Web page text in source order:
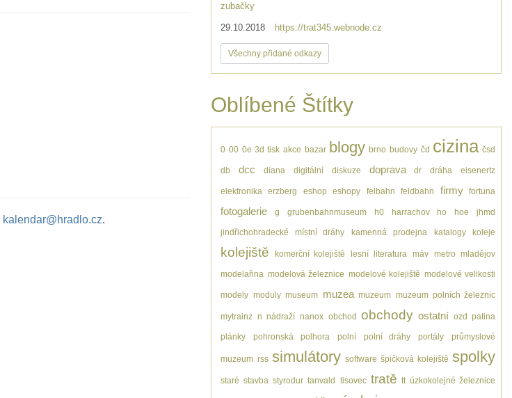
kalendar@hradlo.cz.
zubačky
29.10.2018 https://trat345.webnode.cz
Všechny přidané odkazy
Oblíbené Štítky
0 00 0e 3d tisk akce bazar blogy brno budovy čd cizina čsd
db dcc diana digitální diskuze doprava dr dráha eisenertz
elektronika erzberg eshop eshopy felbahn feldbahn firmy fortuna
fotogalerie g grubenbahnmuseum h0 harrachov ho hoe jhmd
jindřichohradecké místní dráhy kamenná prodejna katalogy koleje
kolejiště komerční kolejiště lesní literatura máv metro mladějov
modelařina modelová železnice modelové kolejiště modelové velikosti
modely moduly museum muzea muzeum muzeum polních železnic
mytrainz n nádraží nanox obchod obchody ostatní ozd patina
plánky pohronská polhora polní polní dráhy portály průmyslové
muzeum rss simulátory software špičková kolejiště spolky
staré stavba styrodur tanvald tisovec tratě tt úzkokolejné železnice